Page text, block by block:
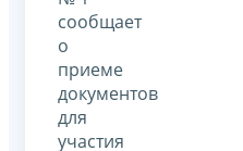
сообщает
о
приеме
документов
для
участия